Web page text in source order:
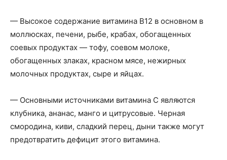
— Высокое содержание витамина B12 в основном в
моллюсках, печени, рыбе, крабах, обогащенных
соевых продуктах — тофу, соевом молоке,
обогащенных злаках, красном мясе, нежирных
молочных продуктах, сыре и яйцах.
— Основными источниками витамина С являются
клубника, ананас, манго и цитрусовые. Черная
смородина, киви, сладкий перец, дыни также могут
предотвратить дефицит этого витамина.